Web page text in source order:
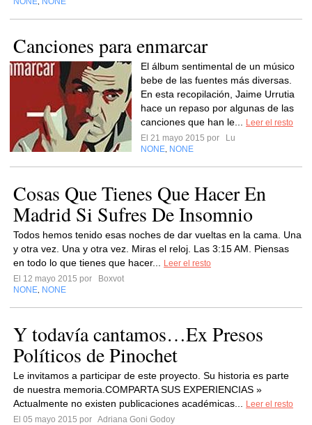
Canciones para enmarcar
El álbum sentimental de un músico
bebe de las fuentes más diversas.
En esta recopilación, Jaime Urrutia
hace un repaso por algunas de las
canciones que han le...
Leer el resto
El 21 mayo 2015 por
Lu
NONE NONE
Cosas Que Tienes Que Hacer En
Madrid Si Sufres De Insomnio
Todos hemos tenido esas noches de dar vueltas en la cama. Una
y otra vez. Una y otra vez. Miras el reloj. Las 3:15 AM. Piensas
en todo lo que tienes que hacer...
Leer el resto
El 12 mayo 2015 por
Boxvot
NONE NONE
Y todavía cantamos…Ex Presos
Políticos de Pinochet
Le invitamos a participar de este proyecto. Su historia es parte
de nuestra memoria.COMPARTA SUS EXPERIENCIAS »
Actualmente no existen publicaciones académicas...
Leer el resto
El 05 mayo 2015 por Adriana Goni Godoy